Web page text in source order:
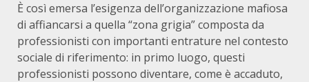
È così emersa l’esigenza dell’organizzazione mafiosa
di affiancarsi a quella “zona grigia” composta da
professionisti con importanti entrature nel contesto
sociale di riferimento: in primo luogo, questi
professionisti possono diventare, come è accaduto,